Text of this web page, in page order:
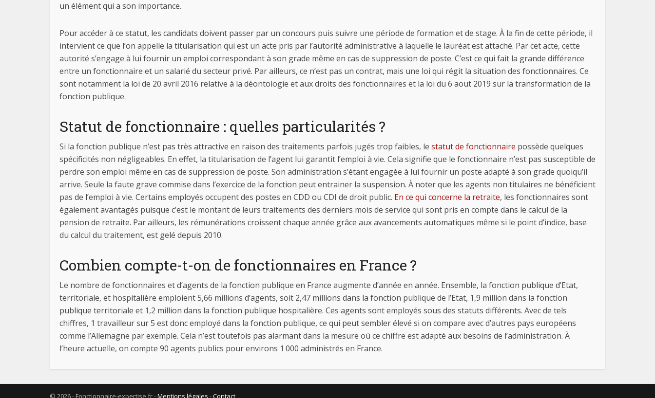
un élément qui a son importance.
Pour accéder à ce statut, les candidats doivent passer par un concours puis suivre une période de formation et de stage. À la fin de cette période, il
intervient ce que l’on appelle la titularisation qui est un acte pris par l’autorité administrative à laquelle le lauréat est attaché. Par cet acte, cette
autorité s’engage à lui fournir un emploi correspondant à son grade même en cas de suppression de poste. C’est ce qui fait la grande différence
entre un fonctionnaire et un salarié du secteur privé. Par ailleurs, ce n’est pas un contrat, mais une loi qui régit la situation des fonctionnaires. Ce
sont notamment la loi de 20 avril 2016 relative à la déontologie et aux droits des fonctionnaires et la loi du 6 aout 2019 sur la transformation de la
fonction publique.
Statut de fonctionnaire : quelles particularités ?
Si la fonction publique n’est pas très attractive en raison des traitements parfois jugés trop faibles, le statut de fonctionnaire possède quelques
spécificités non négligeables. En effet, la titularisation de l’agent lui garantit l’emploi à vie. Cela signifie que le fonctionnaire n’est pas susceptible de
perdre son emploi même en cas de suppression de poste. Son administration s’étant engagée à lui fournir un poste adapté à son grade quoiqu’il
arrive. Seule la faute grave commise dans l’exercice de la fonction peut entrainer la suspension. À noter que les agents non titulaires ne bénéficient
pas de l’emploi à vie. Certains employés occupent des postes en CDD ou CDI de droit public. En ce qui concerne la retraite, les fonctionnaires sont
également avantagés puisque c’est le montant de leurs traitements des derniers mois de service qui sont pris en compte dans le calcul de la
pension de retraite. Par ailleurs, les rémunérations croissent chaque année grâce aux avancements automatiques même si le point d’indice, base
du calcul du traitement, est gelé depuis 2010.
Combien compte-t-on de fonctionnaires en France ?
Le nombre de fonctionnaires et d’agents de la fonction publique en France augmente d’année en année. Ensemble, la fonction publique d’Etat,
territoriale, et hospitalière emploient 5,66 millions d’agents, soit 2,47 millions dans la fonction publique de l’Etat, 1,9 million dans la fonction
publique territoriale et 1,2 million dans la fonction publique hospitalière. Ces agents sont employés sous des statuts différents. Avec de tels
chiffres, 1 travailleur sur 5 est donc employé dans la fonction publique, ce qui peut sembler élevé si on compare avec d’autres pays européens
comme l’Allemagne par exemple. Cela n’est toutefois pas alarmant dans la mesure où ce chiffre est adapté aux besoins de l’administration. À
l’heure actuelle, on compte 90 agents publics pour environs 1 000 administrés en France.
© 2026 - Fonctionnaire-expertise.fr -Mentions légales -Contact